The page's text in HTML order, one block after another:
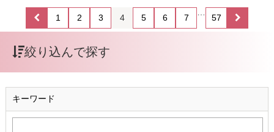
1 2 3 4 5 6 7 57
絞り込んで探す
キーワード